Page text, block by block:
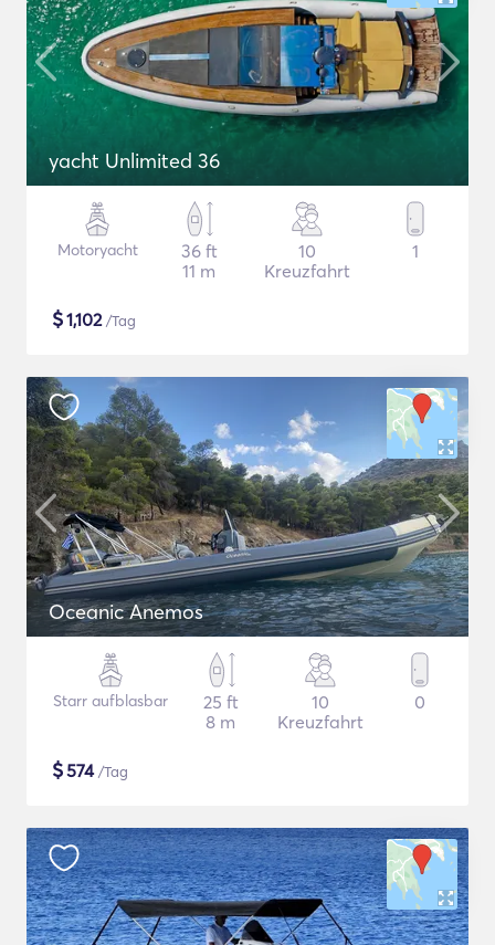
yacht Unlimited 36
Motoryacht
36 ft
11 m
10
Kreuzfahrt
1
$1,102/Tag
Oceanic Anemos
Starr aufblasbar
25 ft
8 m
10
Kreuzfahrt
0
$574/Tag